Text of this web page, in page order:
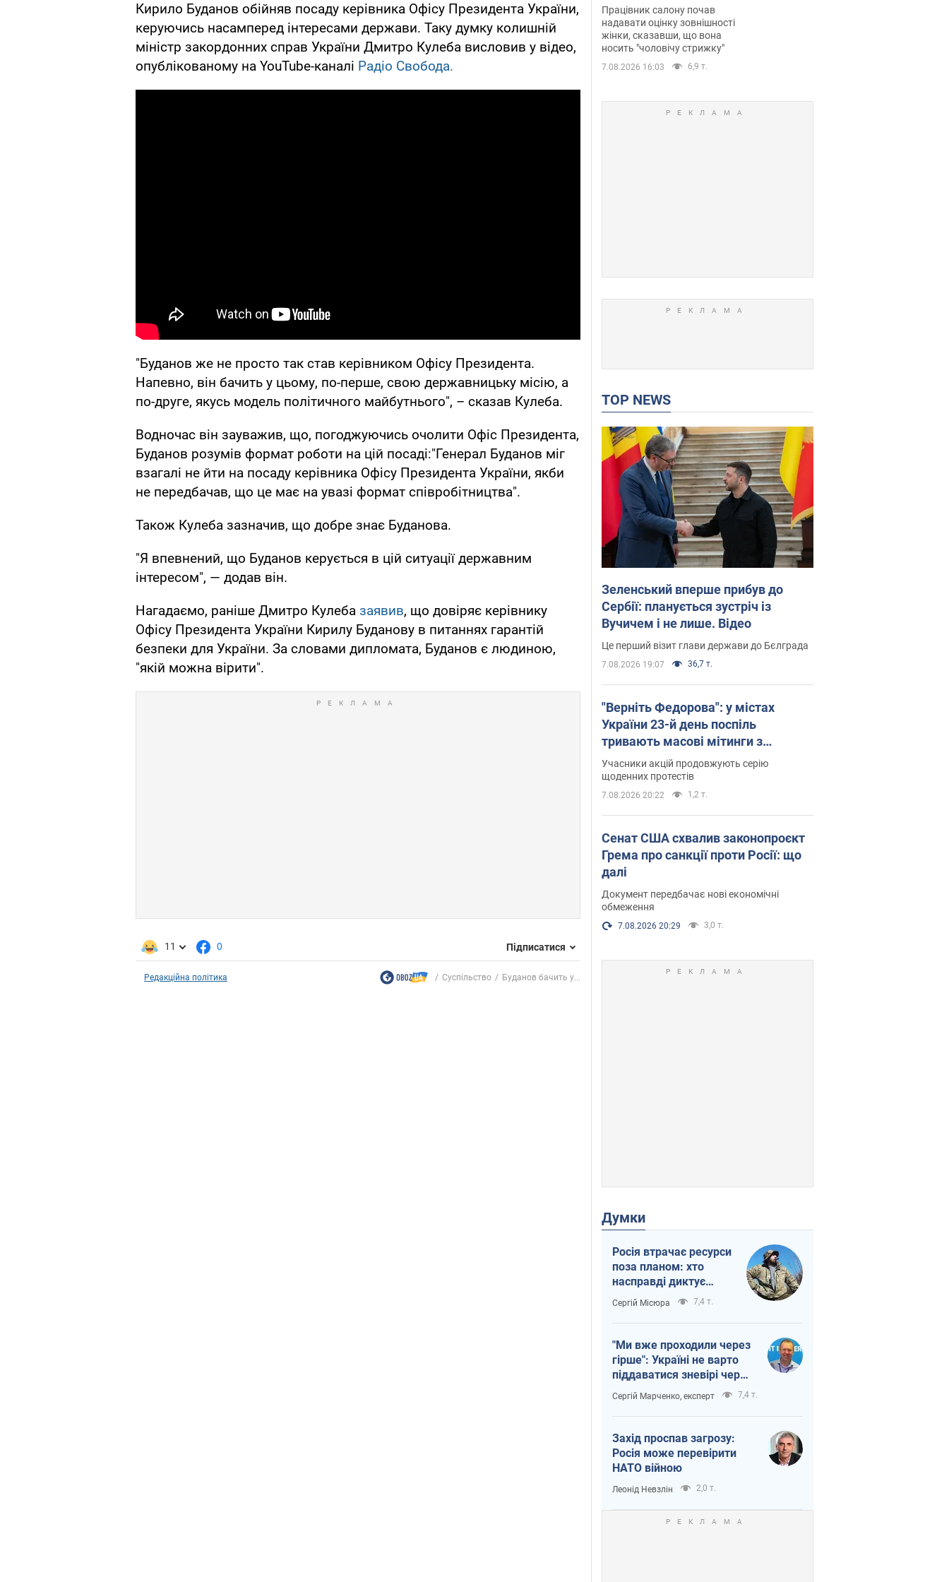
Кирило Буданов обійняв посаду керівника Офісу Президента України,
керуючись насамперед інтересами держави. Таку думку колишній
міністр закордонних справ України Дмитро Кулеба висловив у відео,
опублікованому на YouTube-каналі Радіо Свобода.
"Буданов же не просто так став керівником Офісу Президента.
Напевно, він бачить у цьому, по-перше, свою державницьку місію, а
по-друге, якусь модель політичного майбутнього", – сказав Кулеба.
Водночас він зауважив, що, погоджуючись очолити Офіс Президента,
Буданов розумів формат роботи на цій посаді:"Генерал Буданов міг
взагалі не йти на посаду керівника Офісу Президента України, якби
не передбачав, що це має на увазі формат співробітництва".
Також Кулеба зазначив, що добре знає Буданова.
"Я впевнений, що Буданов керується в цій ситуації державним
інтересом", — додав він.
Нагадаємо, раніше Дмитро Кулеба заявив, що довіряє керівнику
Офісу Президента України Кирилу Буданову в питаннях гарантій
безпеки для України. За словами дипломата, Буданов є людиною,
"якій можна вірити".
11 0 Підписатися
Редакційна політика Суспільство Буданов бачить у...
після хімієтерапії,
розгорівся скандал.
Фото
Працівник салону почав
надавати оцінку зовнішності
жінки, сказавши, що вона
носить "чоловічу стрижку"
7.08.2026 16:03 6,9 т.
TOP NEWS
Зеленський вперше прибув до
Сербії: планується зустріч із
Вучичем і не лише. Відео
Це перший візит глави держави до Бєлграда
7.08.2026 19:07 36,7 т.
"Верніть Федорова": у містах
України 23-й день поспіль
тривають масові мітинги з
картонками. Фото і відео
Учасники акцій продовжують серію
щоденних протестів
7.08.2026 20:22 1,2 т.
Сенат США схвалив законопроєкт
Грема про санкції проти Росії: що
далі
Документ передбачає нові економічні
обмеження
7.08.2026 20:29 3,0 т.
Думки
Росія втрачає ресурси
поза планом: хто
насправді диктує
темп війни
Сергій Місюра 7,4 т.
"Ми вже проходили через
гірше": Україні не варто
піддаватися зневірі через
ракетний терор
Сергій Марченко, експерт 7,4 т.
Захід проспав загрозу:
Росія може перевірити
НАТО війною
Леонід Невзлін 2,0 т.